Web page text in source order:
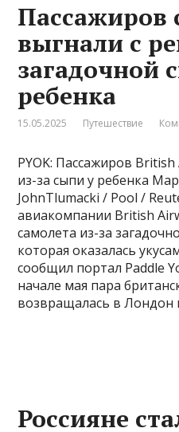
Пассажиров
выгнали с
загадочной
ребенка
15.05.2025 Путешествие
PYOK: Пассажиров
из-за сыпи у ребенка
JohnTlumacki / Pool /
авиакомпании British
самолета из-за
которая оказалась
сообщил портал Paddle
начале мая пара
возвращалась в Лондон
Россияне